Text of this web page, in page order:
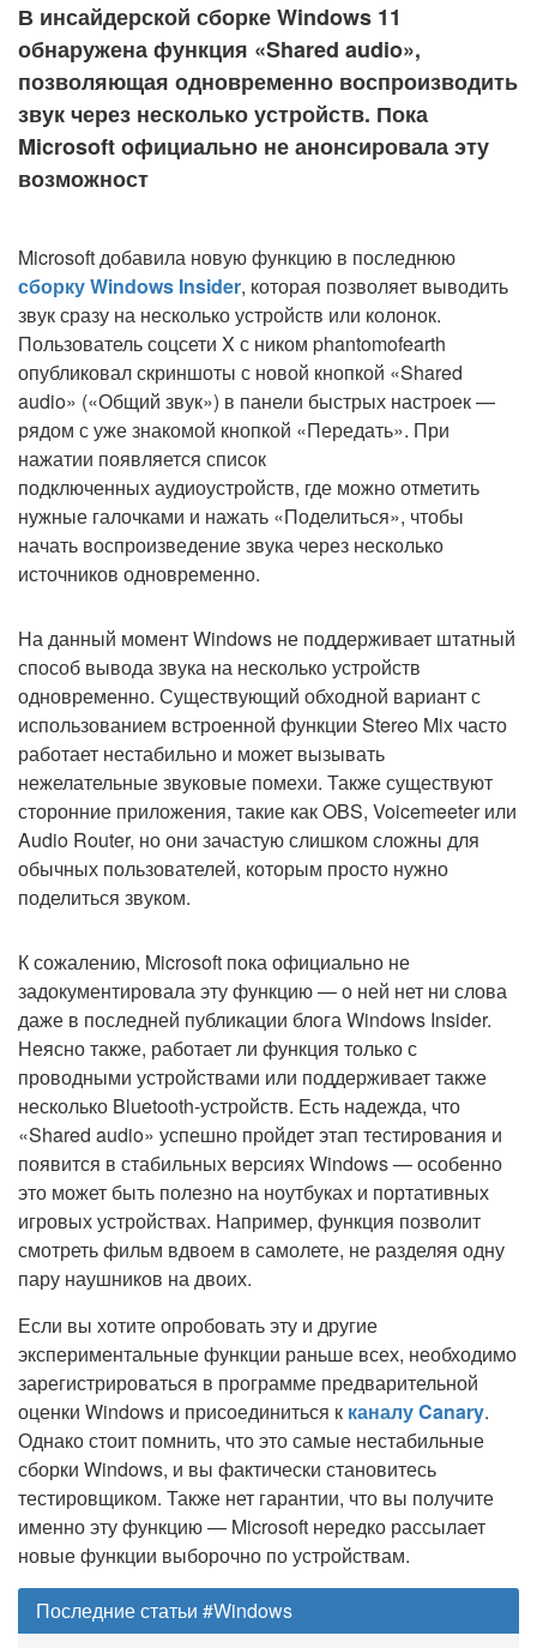
В инсайдерской сборке Windows 11
обнаружена функция «Shared audio»,
позволяющая одновременно воспроизводить
звук через несколько устройств. Пока
Microsoft официально не анонсировала эту
возможност
Microsoft добавила новую функцию в последнюю
сборку Windows Insider, которая позволяет выводить
звук сразу на несколько устройств или колонок.
Пользователь соцсети X с ником phantomofearth
опубликовал скриншоты с новой кнопкой «Shared
audio» («Общий звук») в панели быстрых настроек —
рядом с уже знакомой кнопкой «Передать». При
нажатии появляется список
подключенных аудиоустройств, где можно отметить
нужные галочками и нажать «Поделиться», чтобы
начать воспроизведение звука через несколько
источников одновременно.
На данный момент Windows не поддерживает штатный
способ вывода звука на несколько устройств
одновременно. Существующий обходной вариант с
использованием встроенной функции Stereo Mix часто
работает нестабильно и может вызывать
нежелательные звуковые помехи. Также существуют
сторонние приложения, такие как OBS, Voicemeeter или
Audio Router, но они зачастую слишком сложны для
обычных пользователей, которым просто нужно
поделиться звуком.
К сожалению, Microsoft пока официально не
задокументировала эту функцию — о ней нет ни слова
даже в последней публикации блога Windows Insider.
Неясно также, работает ли функция только с
проводными устройствами или поддерживает также
несколько Bluetooth-устройств. Есть надежда, что
«Shared audio» успешно пройдет этап тестирования и
появится в стабильных версиях Windows — особенно
это может быть полезно на ноутбуках и портативных
игровых устройствах. Например, функция позволит
смотреть фильм вдвоем в самолете, не разделяя одну
пару наушников на двоих.
Если вы хотите опробовать эту и другие
экспериментальные функции раньше всех, необходимо
зарегистрироваться в программе предварительной
оценки Windows и присоединиться к каналу Canary.
Однако стоит помнить, что это самые нестабильные
сборки Windows, и вы фактически становитесь
тестировщиком. Также нет гарантии, что вы получите
именно эту функцию — Microsoft нередко рассылает
новые функции выборочно по устройствам.
Последние статьи #Windows